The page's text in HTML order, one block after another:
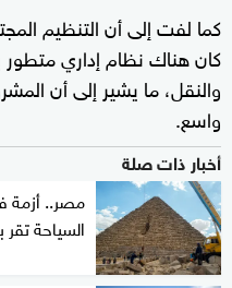
كما لفت إلى أن التنظيم
كان هناك نظام إداري متطور
والنقل، ما يشير إلى أن
واسع.
أخبار ذات صلة
مصر.. أزمة
السياحة تقر